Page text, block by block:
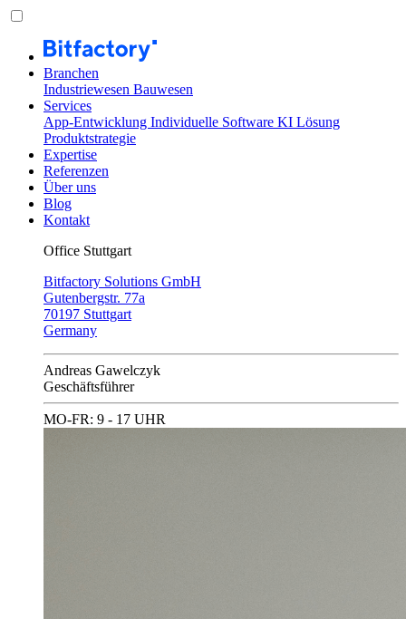
Branchen
Industriewesen Bauwesen
Services
App-Entwicklung Individuelle Software KI Lösung
Produktstrategie
Expertise
Referenzen
Über uns
Blog
Kontakt
Office Stuttgart
Bitfactory Solutions GmbH
Gutenbergstr. 77a
70197 Stuttgart
Germany
Andreas Gawelczyk
Geschäftsführer
MO-FR: 9 - 17 UHR